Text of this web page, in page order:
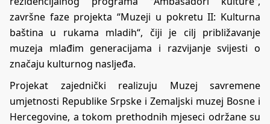
završne faze projekta “Muzeji u pokretu II: Kulturna
baština u rukama mladih“, čiji je cilj približavanje
muzeja mlađim generacijama i razvijanje svijesti o
značaju kulturnog nasljeđa.
Projekat zajednički realizuju Muzej savremene
umjetnosti Republike Srpske i Zemaljski muzej Bosne i
Hercegovine, a tokom prethodnih mjeseci održane su